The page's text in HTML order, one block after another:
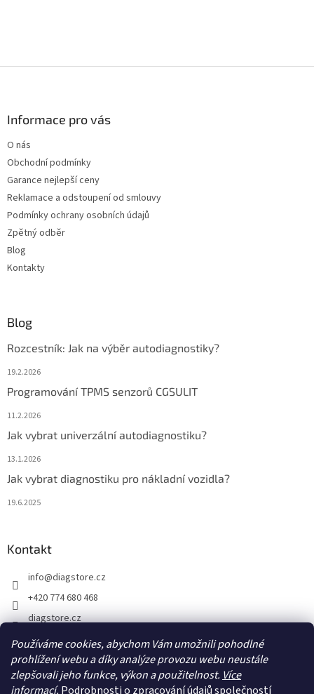
Používáme cookies, abychom Vám umožnili pohodlné
prohlížení webu a díky analýze provozu webu neustále
zlepšovali jeho funkce, výkon a použitelnost. Více
informací. Podrobnosti o zpracování údajů společností
Informace pro vás
O nás
Obchodní podmínky
Garance nejlepší ceny
Reklamace a odstoupení od smlouvy
Podmínky ochrany osobních údajů
Zpětný odběr
Blog
Kontakty
Blog
Rozcestník: Jak na výběr autodiagnostiky?
19.2.2026
Programování TPMS senzorů CGSULIT
11.2.2026
Jak vybrat univerzální autodiagnostiku?
13.1.2026
Jak vybrat diagnostiku pro nákladní vozidla?
19.6.2025
Kontakt
info@diagstore.cz
+420 774 680 468
diagstore.cz
diagstorecz
diagstore
@diagstorecz